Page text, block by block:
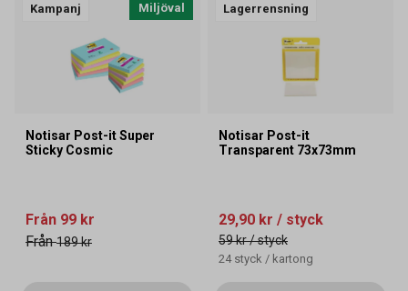
Kampanj Miljöval
Notisar Post-it Super
Sticky Cosmic
Från 99 kr
Från 189 kr
Lagerrensning
Notisar Post-it
Transparent 73x73mm
29,90 kr / styck
59 kr/ styck
24 styck / kartong